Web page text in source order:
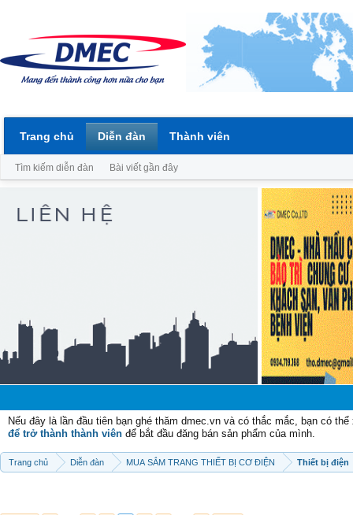
Nếu đây là lần đầu tiên bạn ghé thăm dmec.vn và có thắc mắc, bạn có
để trở thành thành viên để bắt đầu đăng bán sản phẩm của mình.
Trang chủ Diễn đàn MUA SẮM TRANG THIẾT BỊ CƠ ĐIỆN Thiết bị điện
Trang chủ Diễn đàn
Tìm kiếm diễn đàn Bài viết gần đây
Thành viên